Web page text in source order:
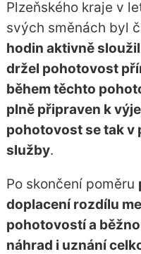
Plzeňského kraje v
svých směnách byl
hodin aktivně
držel pohotovost
během těchto
plně připraven k
pohotovost se tak v
služby.
Po skončení poměru
doplacení rozdílu
pohotovostí a
náhrad i uznání